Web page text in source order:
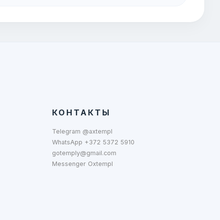
КОНТАКТЫ
Telegram @axtempl
WhatsApp +372 5372 5910
gotemply@gmail.com
Messenger Oxtempl